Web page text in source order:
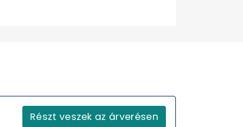
Részt veszek az árverésen